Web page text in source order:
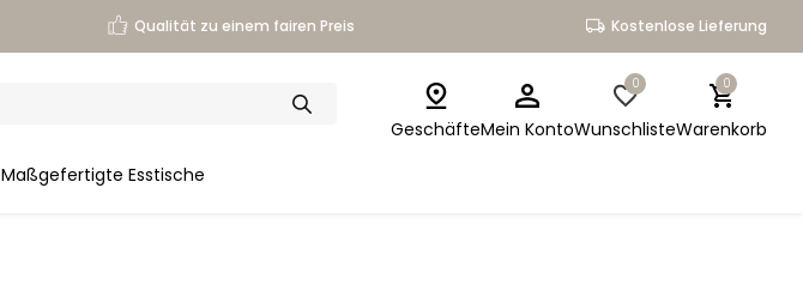
Qualität zu einem fairen Preis Kostenlose Lieferung
Maßgefertigte Esstische
GeschäfteMein Konto
0
Wunschliste
0
Warenkorb